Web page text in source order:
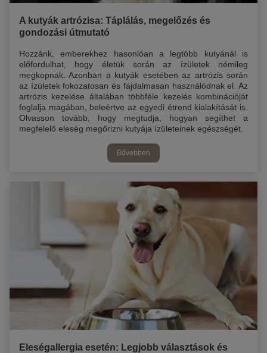
Bővebben
A kutyák artrózisa: Táplálás, megelőzés és
gondozási útmutató
Hozzánk, emberekhez hasonlóan a legtöbb kutyánál is
előfordulhat, hogy életük során az ízületek némileg
megkopnak. Azonban a kutyák esetében az artrózis során
az ízületek fokozatosan és fájdalmasan használódnak el. Az
artrózis kezelése általában többféle kezelés kombinációját
foglalja magában, beleértve az egyedi étrend kialakítását is.
Olvasson tovább, hogy megtudja, hogyan segíthet a
megfelelő eleség megőrizni kutyája ízületeinek egészségét.
Eleségallergia esetén: Legjobb választások és